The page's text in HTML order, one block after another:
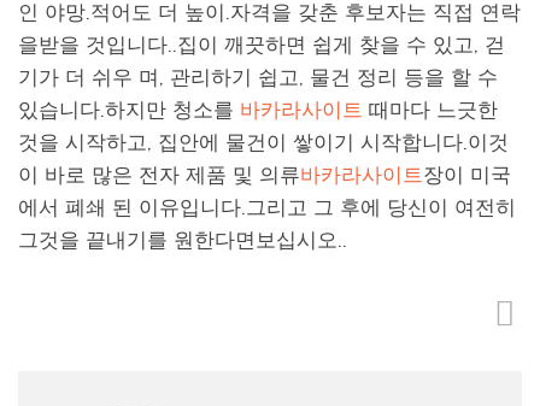
인 야망.적어도 더 높이.자격을 갖춘 후보자는 직접 연락
을받을 것입니다..집이 깨끗하면 쉽게 찾을 수 있고, 걷
기가 더 쉬우 며, 관리하기 쉽고, 물건 정리 등을 할 수
있습니다.하지만 청소를 바카라사이트 때마다 느긋한
것을 시작하고, 집안에 물건이 쌓이기 시작합니다.이것
이 바로 많은 전자 제품 및 의류바카라사이트장이 미국
에서 폐쇄 된 이유입니다.그리고 그 후에 당신이 여전히
그것을 끝내기를 원한다면보십시오..